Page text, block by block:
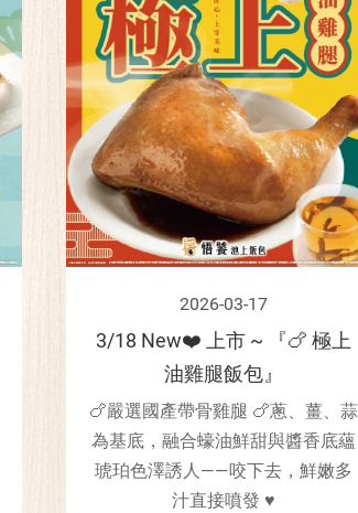
2026-03-17
3/18 New❤️ 上市 ~ 『🍗 極上
油雞腿飯包』
🍗嚴選國產帶骨雞腿 🍗蔥、薑、蒜
為基底，融合蠔油鮮甜與醬香底蘊
琥珀色澤誘人——咬下去，鮮嫩多
汁直接噴發 ♥️